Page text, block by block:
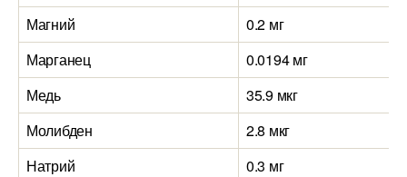
Магний
0.2 мг
Марганец
0.0194 мг
Медь
35.9 мкг
Молибден
2.8 мкг
Натрий
0.3 мг